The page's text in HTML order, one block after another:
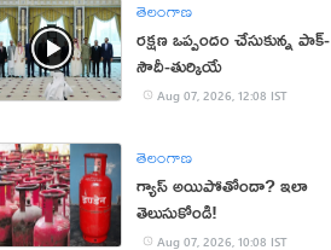
తెలంగాణ
రక్షణ ఒప్పందం చేసుకున్న పాక్‌-
సౌదీ-తుర్కియే
Aug 07, 2026, 12:08 IST
తెలంగాణ
గ్యాస్ అయిపోతోందా? ఇలా
తెలుసుకోండి!
Aug 07, 2026, 10:08 IST